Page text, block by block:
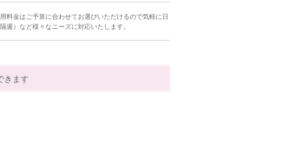
料金はご予算に合わせてお選びいただけるので気軽に日
）など様々なニーズに対応いたします。
きます